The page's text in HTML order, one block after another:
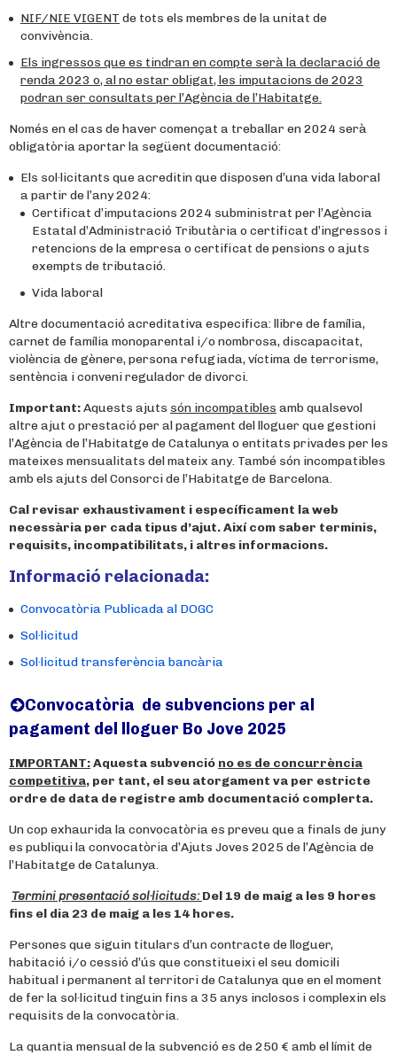
NIF/NIE VIGENT de tots els membres de la unitat de
convivència.
Els ingressos que es tindran en compte serà la declaració de
renda 2023 o, al no estar obligat, les imputacions de 2023
podran ser consultats per l’Agència de l’Habitatge.
Només en el cas de haver començat a treballar en 2024 serà
obligatòria aportar la següent documentació:
Els sol·licitants que acreditin que disposen d’una vida laboral
a partir de l’any 2024:
Certificat d’imputacions 2024 subministrat per l’Agència
Estatal d’Administració Tributària o certificat d’ingressos i
retencions de la empresa o certificat de pensions o ajuts
exempts de tributació.
Vida laboral
Altre documentació acreditativa especifica: llibre de família,
carnet de família monoparental i/o nombrosa, discapacitat,
violència de gènere, persona refugiada, víctima de terrorisme,
sentència i conveni regulador de divorci.
Important:Aquests ajuts són incompatibles amb qualsevol
altre ajut o prestació per al pagament del lloguer que gestioni
l’Agència de l’Habitatge de Catalunya o entitats privades per les
mateixes mensualitats del mateix any. També són incompatibles
amb els ajuts del Consorci de l’Habitatge de Barcelona.
Cal revisar exhaustivament i específicament la web
necessària per cada tipus d’ajut. Així com saber terminis,
requisits, incompatibilitats, i altres informacions.
Informació relacionada:
Convocatòria Publicada al DOGC
Sol·licitud
Sol·licitud transferència bancària
Convocatòria de subvencions per al
pagament del lloguer Bo Jove 2025
IMPORTANT:Aquesta subvenció no es de concurrència
competitiva, per tant, el seu atorgament va per estricte
ordre de data de registre amb documentació complerta.
Un cop exhaurida la convocatòria es preveu que a finals de juny
es publiqui la convocatòria d’Ajuts Joves 2025 de l’Agència de
l’Habitatge de Catalunya.
Termini presentació sol·licituds:Del 19 de maig a les 9 hores
fins el dia 23 de maig a les 14 hores.
Persones que siguin titulars d’un contracte de lloguer,
habitació i/o cessió d’ús que constitueixi el seu domicili
habitual i permanent al territori de Catalunya que en el moment
de fer la sol·licitud tinguin fins a 35 anys inclosos i complexin els
requisits de la convocatòria.
La quantia mensual de la subvenció es de 250 € amb el límit de